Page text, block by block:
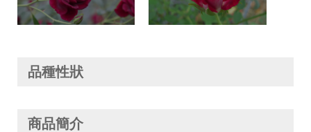
品種性狀
商品簡介